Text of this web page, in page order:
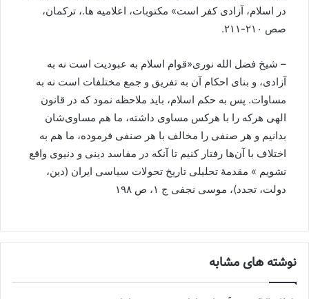
در اسلام، آزادی کفر است» مکتوبات، اعلامیه ها.، ترکمان،
صص ۲۱۰-۲۱۱.
– شیخ فضل الله نوری«قوام اسلام به عبودیت است نه به
آزادی، و بنای احکام آن به تفریق و جمع مختلفات است نه به
مساوات. پس به حکم اسلام، باید ملاحظه نمود که در قانون
الهی هرکه را با هرکس مساوی داشته، ما هم مساوی‌شان
بدانیم و هر صنفی را مخالف با هر صنفی فرموده، ما هم به
اختلاف با آن‌ها رفتار کنیم تا آنکه در مفاسد دینی و دنیوی واقع
نشویم » مقدمۀ تحلیلی تاریخ تحولات سیاسی ایران (دین،
دولت، تجدد)، موسی نجفی ج ۱، ص ۱۹۸
نوشته های مشابه